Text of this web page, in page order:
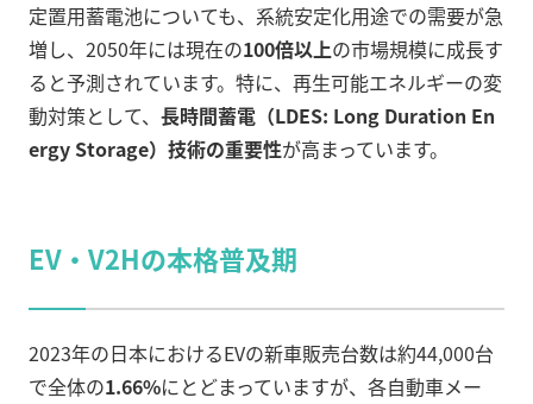
定置用蓄電池についても、系統安定化用途での需要が急
増し、2050年には現在の100倍以上の市場規模に成長す
ると予測されています。特に、再生可能エネルギーの変
動対策として、 長時間蓄電（LDES: Long Duration En
ergy Storage）技術の重要性が高まっています。
EV・V2Hの本格普及期
2023年の日本におけるEVの新車販売台数は約44,000台
で全体の1.66%にとどまっていますが、各自動車メー